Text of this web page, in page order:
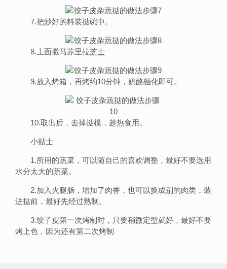
7.把炒好的料装挞碗中。
8.上面撒马苏里拉芝士
9.放入烤箱，再烤约10分钟，奶酪融化即可。
10.取出后，去掉挞模，趁热食用。
小贴士
1.所用的蔬菜，可以随自己的喜欢调整，最好不要选用
水分太大的蔬菜。
2.加入火腿肠，增加了肉香，也可以换成别的肉类，装
进挞前，最好先经过熟制。
3.饺子皮第一次烤制时，只要稍微定型就好，最好不要
烤上色，因为还有第二次烤制